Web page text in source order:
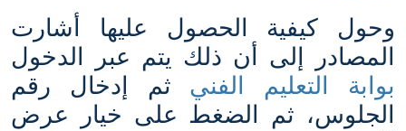
وحول كيفية الحصول عليها أشارت
المصادر إلى أن ذلك يتم عبر الدخول
بوابة التعليم الفني
ثم إدخال رقم
الجلوس، ثم الضغط على خيار عرض